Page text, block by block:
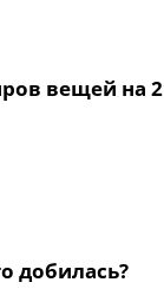
вещей на 2
добилась?